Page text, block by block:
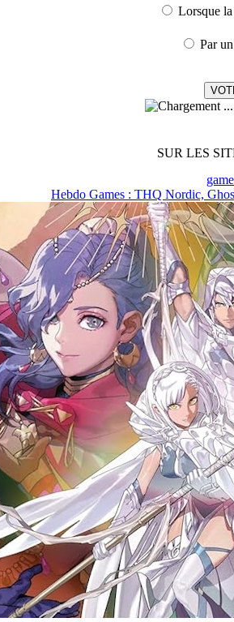
Lorsque
Par
SUR LES
Hebdo Games : THQ Nordic,